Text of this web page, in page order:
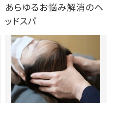
あらゆるお悩み解消のヘ
ッドスパ